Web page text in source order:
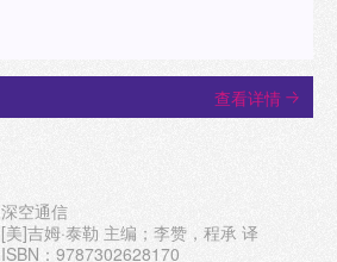
查看详情
深空通信
[美]吉姆·泰勒 主编；李赞，程承 译
ISBN：9787302628170